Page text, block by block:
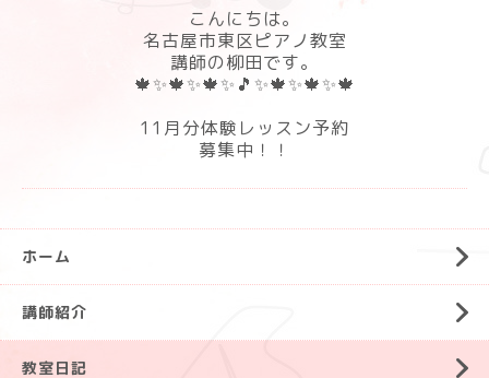
こんにちは。
名古屋市東区ピアノ教室
講師の柳田です。
🍁✨🍁✨🍁✨🎵✨🍁✨🍁✨🍁
11月分体験レッスン予約
募集中！！
ホーム
講師紹介
教室日記